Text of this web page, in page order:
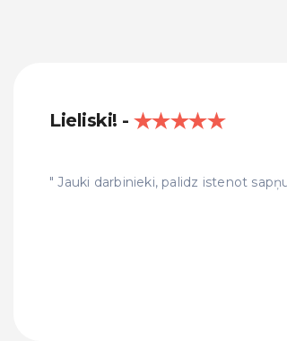
Lieliski!
Jauki darbinieki, palidz istenot